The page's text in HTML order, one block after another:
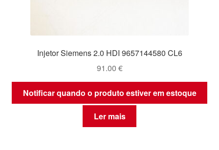
Injetor Siemens 2.0 HDI 9657144580 CL6
91.00 €
Notificar quando o produto estiver em estoque
Ler mais